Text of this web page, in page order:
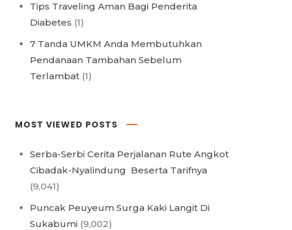
Tips Traveling Aman Bagi Penderita
Diabetes (1)
7 Tanda UMKM Anda Membutuhkan
Pendanaan Tambahan Sebelum
Terlambat (1)
MOST VIEWED POSTS
Serba-Serbi Cerita Perjalanan Rute Angkot
Cibadak-Nyalindung Beserta Tarifnya
(9,041)
Puncak Peuyeum Surga Kaki Langit Di
Sukabumi (9,002)